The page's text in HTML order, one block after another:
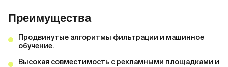
Преимущества
Продвинутые алгоритмы фильтрации и машинное
обучение.
Высокая совместимость с рекламными площадками и